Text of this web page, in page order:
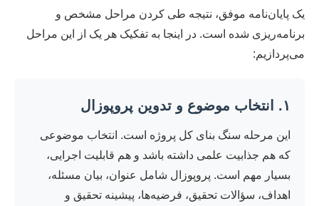
یک پایان‌نامه موفق، نتیجه طی کردن مراحل مشخص و
برنامه‌ریزی شده است. در اینجا به تفکیک هر یک از این مراحل
می‌پردازیم:
۱. انتخاب موضوع و تدوین پروپوزال
این مرحله سنگ بنای کل پروژه است. انتخاب موضوعی
که هم جذابیت علمی داشته باشد و هم قابلیت اجرایی،
بسیار مهم است. پروپوزال شامل عنوان، بیان مسئله،
اهداف، سؤالات تحقیق، فرضیه‌ها، پیشینه تحقیق و